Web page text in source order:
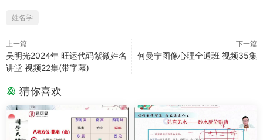
姓名学
上一篇
吴明光2024年 旺运代码紫微姓名
讲堂 视频22集(带字幕)
下一篇
何曼宁图像心理全通班 视频35集
猜你喜欢